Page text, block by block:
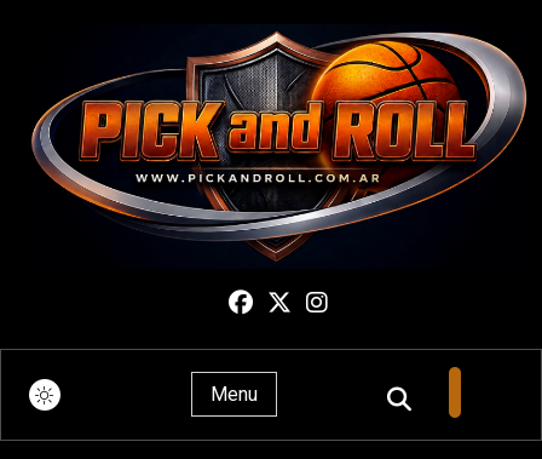
Pick And Roll
Menu